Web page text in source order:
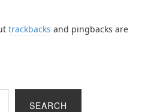
trackbacks and pingbacks are
SEARCH